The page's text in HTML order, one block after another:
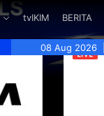
tvIKIM BERITA
08 Aug 2026